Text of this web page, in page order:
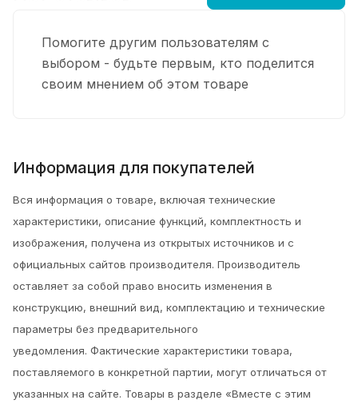
Помогите другим пользователям с
выбором - будьте первым, кто поделится
своим мнением об этом товаре
Информация для покупателей
Вся информация о товаре, включая технические
характеристики, описание функций, комплектность и
изображения, получена из открытых источников и с
официальных сайтов производителя. Производитель
оставляет за собой право вносить изменения в
конструкцию, внешний вид, комплектацию и технические
параметры без предварительного
уведомления. Фактические характеристики товара,
поставляемого в конкретной партии, могут отличаться от
указанных на сайте. Товары в разделе «Вместе с этим